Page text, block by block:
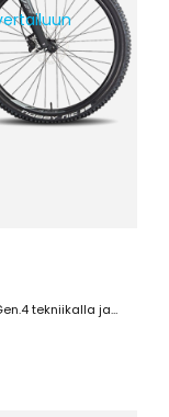
tekniikalla ja
CrossCountry-